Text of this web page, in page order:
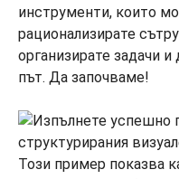
инструменти, които
рационализирате
организирате задачи
път. Да започваме!